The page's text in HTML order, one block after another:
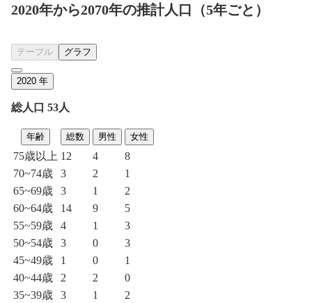
2020年から2070年の推計人口（5年ごと）
テーブル グラフ
2020 年
総人口 53人
年齢 総数 男性 女性
75歳以上 12 4
8
70~74歳
3 2
1
65~69歳
3 1
2
60~64歳
14 9
5
55~59歳
4 1
3
50~54歳
3 0
3
45~49歳
1 0
1
40~44歳
2 2
0
35~39歳
3 1
2